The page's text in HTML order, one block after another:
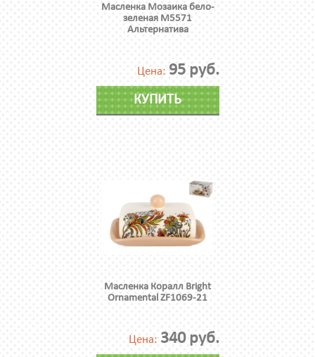
Масленка Мозаика бело-
зеленая М5571
Альтернатива
Цена: 95 руб.
КУПИТЬ
Масленка Коралл Bright
Ornamental ZF1069-21
Цена: 340 руб.